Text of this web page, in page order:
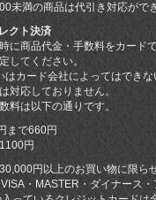
未満の商品は代引き対応がで
クト決済
に商品代金・手数料をカード
してください。
カード会社によってはでき
対応しておりません。
料は以下の通りです。
まで660円
円
円以上のお買い物に限ら
・MASTER・ダイナース